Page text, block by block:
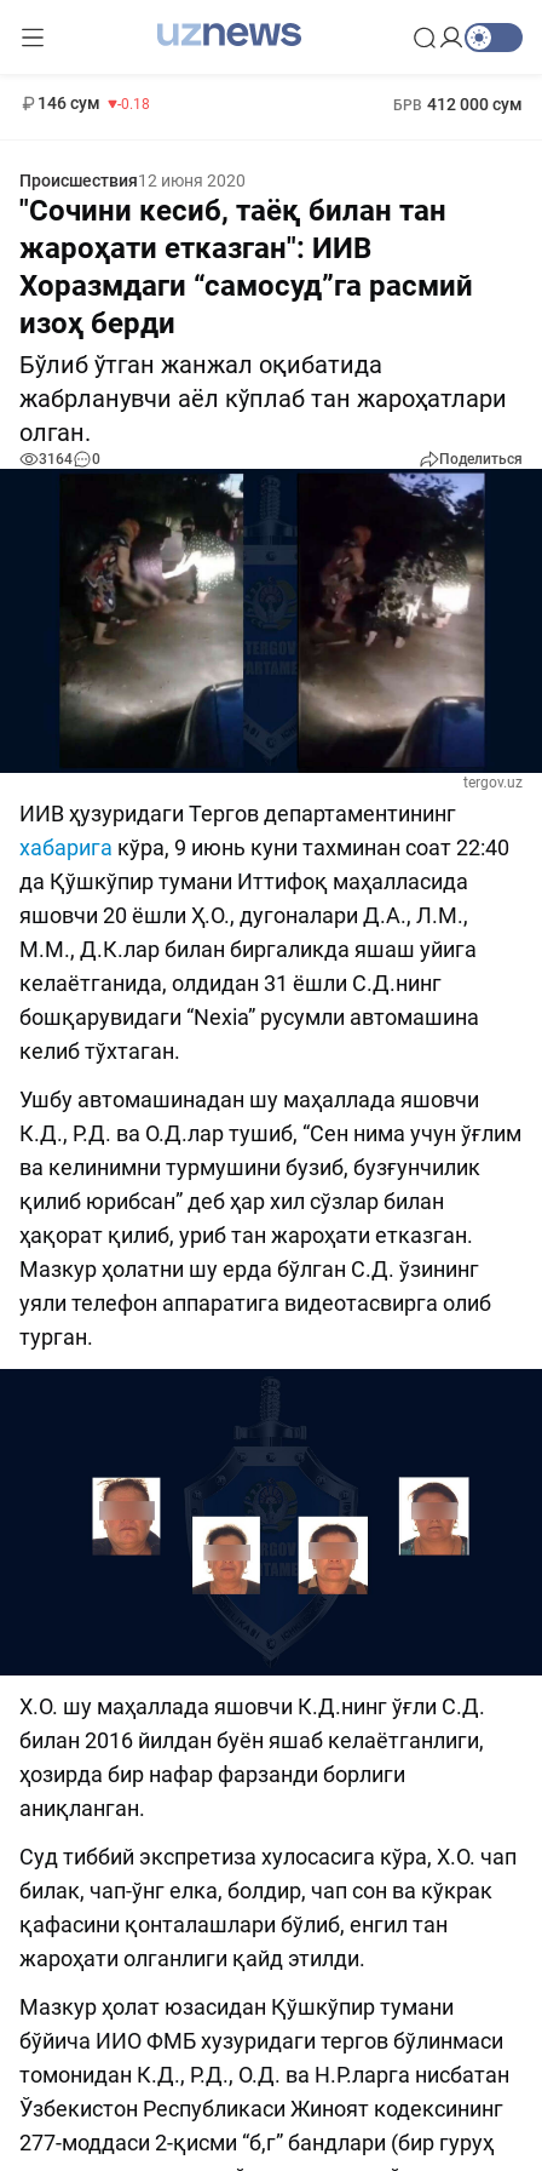
146 сум -0.18 БРВ 412 000 сум
Происшествия12 июня 2020
"Сочини кесиб, таёқ билан тан
жароҳати етказган": ИИВ
Хоразмдаги “самосуд”га расмий
изоҳ берди
Бўлиб ўтган жанжал оқибатида
жабрланувчи аёл кўплаб тан жароҳатлари
олган.
3164 0 Поделиться
tergov.uz
ИИВ ҳузуридаги Тергов департаментининг
хабарига кўра, 9 июнь куни тахминан соат 22:40
да Қўшкўпир тумани Иттифоқ маҳалласида
яшовчи 20 ёшли Ҳ.О., дугоналари Д.А., Л.М.,
М.М., Д.К.лар билан биргаликда яшаш уйига
келаётганида, олдидан 31 ёшли С.Д.нинг
бошқарувидаги “Nexia” русумли автомашина
келиб тўхтаган.
Ушбу автомашинадан шу маҳаллада яшовчи
К.Д., Р.Д. ва О.Д.лар тушиб, “Сен нима учун ўғлим
ва келинимни турмушини бузиб, бузғунчилик
қилиб юрибсан” деб ҳар хил сўзлар билан
ҳақорат қилиб, уриб тан жароҳати етказган.
Мазкур ҳолатни шу ерда бўлган С.Д. ўзининг
уяли телефон аппаратига видеотасвирга олиб
турган.
Х.О. шу маҳаллада яшовчи К.Д.нинг ўғли С.Д.
билан 2016 йилдан буён яшаб келаётганлиги,
ҳозирда бир нафар фарзанди борлиги
аниқланган.
Суд тиббий экспретиза хулосасига кўра, Х.О. чап
билак, чап-ўнг елка, болдир, чап сон ва кўкрак
қафасини қонталашлари бўлиб, енгил тан
жароҳати олганлиги қайд этилди.
Мазкур ҳолат юзасидан Қўшкўпир тумани
бўйича ИИО ФМБ хузуридаги тергов бўлинмаси
томонидан К.Д., Р.Д., О.Д. ва Н.Р.ларга нисбатан
Ўзбекистон Республикаси Жиноят кодексининг
277-моддаси 2-қисми “б,г” бандлари (бир гуруҳ